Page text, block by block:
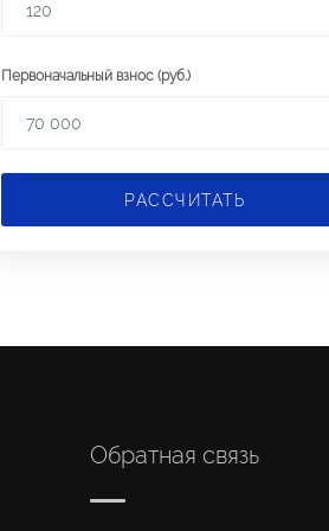
Первоначальный взнос (руб.)
РАССЧИТАТЬ
Обратная связь